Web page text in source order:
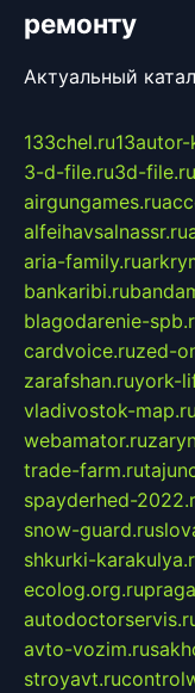
ремонту
Актуальный
133chel.ru
3-d-file.ru3d-file.ru
airgungames.ru
alfeihavsalnassr.ru
aria-family.ru
bankaribi.ru
blagodarenie-
cardvoice.ruzed-
zarafshan.ruyork-
vladivostok-map.ru
webamator.ru
trade-farm.ru
spayderhed-
snow-guard.ru
shkurki-
ecolog.org.ru
avto-vozim.ru
stroyavt.ru